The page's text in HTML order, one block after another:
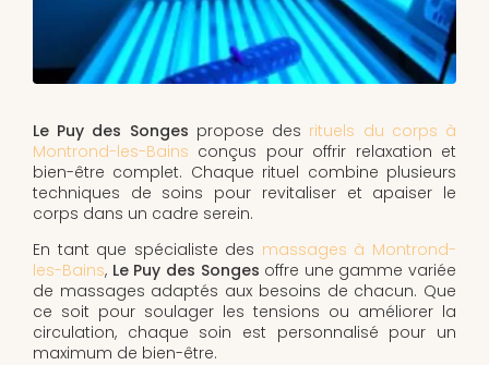
Le Puy des Songes propose des rituels du corps à
Montrond-les-Bains conçus pour offrir relaxation et
bien-être complet. Chaque rituel combine plusieurs
techniques de soins pour revitaliser et apaiser le
corps dans un cadre serein.
En tant que spécialiste des massages à Montrond-
les-Bains, Le Puy des Songes offre une gamme variée
de massages adaptés aux besoins de chacun. Que
ce soit pour soulager les tensions ou améliorer la
circulation, chaque soin est personnalisé pour un
maximum de bien-être.